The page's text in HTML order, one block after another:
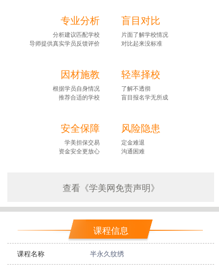
专业分析
分析建议匹配学校
导师提供真实学员反馈评价
盲目对比
片面了解学校情况
对比起来没标准
因材施教
根据学员自身情况
推荐合适的学校
轻率择校
了解不透彻
盲目报名学无所成
安全保障
学美担保交易
资金安全更放心
风险隐患
定金难退
沟通困难
查看《学美网免责声明》
课程信息
课程名称 半永久纹绣